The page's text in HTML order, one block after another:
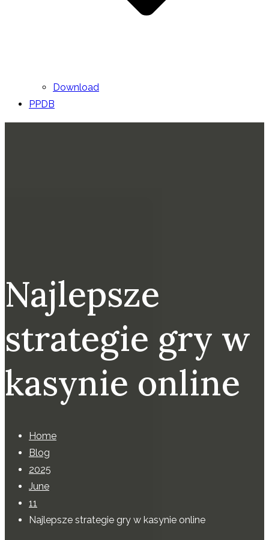
Download
PPDB
Najlepsze
strategie gry w
kasynie online
Home
Blog
2025
June
11
Najlepsze strategie gry w kasynie online